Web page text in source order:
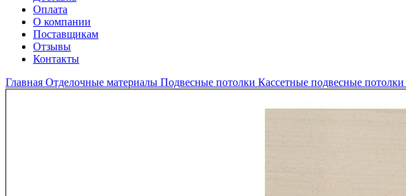
Оплата
О компании
Поставщикам
Отзывы
Контакты
Главная Отделочные материалы Подвесные потолки Кассетные подвесные потолки